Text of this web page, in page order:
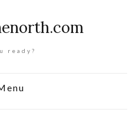
ready?